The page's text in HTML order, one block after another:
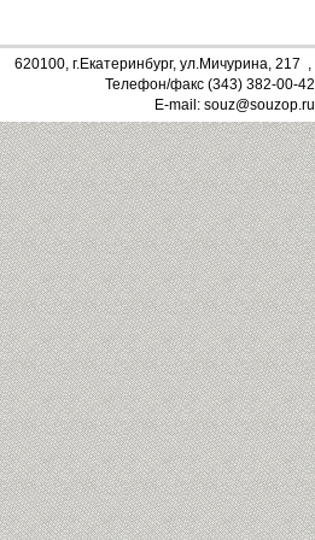
620100, г.Екатеринбург, ул.Мичурина, 217 ,
Телефон/факс (343) 382-00-42
E-mail: souz@souzop.ru